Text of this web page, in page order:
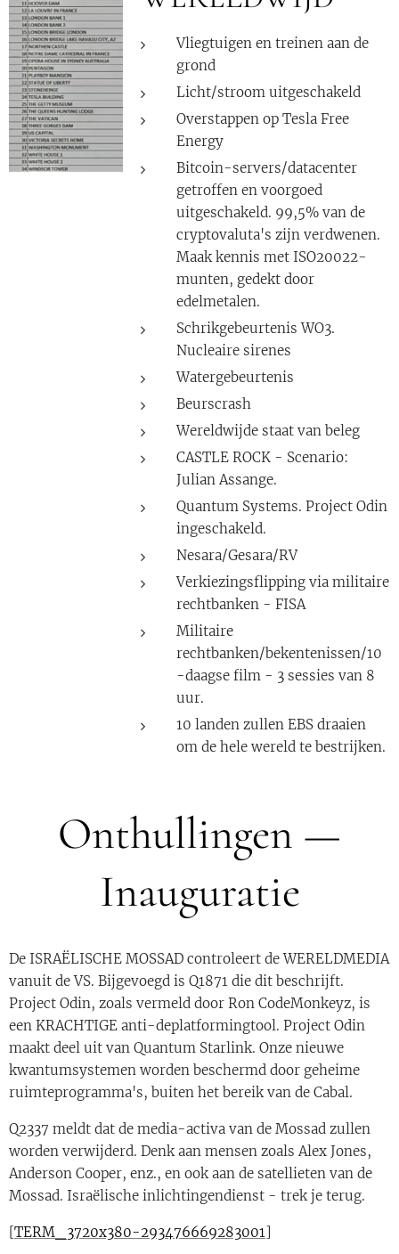
Vliegtuigen en treinen aan de
grond
Licht/stroom uitgeschakeld
Overstappen op Tesla Free
Energy
Bitcoin-servers/datacenter
getroffen en voorgoed
uitgeschakeld. 99,5% van de
cryptovaluta's zijn verdwenen.
Maak kennis met ISO20022-
munten, gedekt door
edelmetalen.
Schrikgebeurtenis WO3.
Nucleaire sirenes
Watergebeurtenis
Beurscrash
Wereldwijde staat van beleg
CASTLE ROCK - Scenario:
Julian Assange.
Quantum Systems. Project Odin
ingeschakeld.
Nesara/Gesara/RV
Verkiezingsflipping via militaire
rechtbanken - FISA
Militaire
rechtbanken/bekentenissen/10
-daagse film - 3 sessies van 8
uur.
10 landen zullen EBS draaien
om de hele wereld te bestrijken.
Onthullingen —
Inauguratie
De ISRAËLISCHE MOSSAD controleert de WERELDMEDIA
vanuit de VS. Bijgevoegd is Q1871 die dit beschrijft.
Project Odin, zoals vermeld door Ron CodeMonkeyz, is
een KRACHTIGE anti-deplatformingtool. Project Odin
maakt deel uit van Quantum Starlink. Onze nieuwe
kwantumsystemen worden beschermd door geheime
ruimteprogramma's, buiten het bereik van de Cabal.
Q2337 meldt dat de media-activa van de Mossad zullen
worden verwijderd. Denk aan mensen zoals Alex Jones,
Anderson Cooper, enz., en ook aan de satellieten van de
Mossad. Israëlische inlichtingendienst - trek je terug.
[TERM_3720x380-293476669283001]